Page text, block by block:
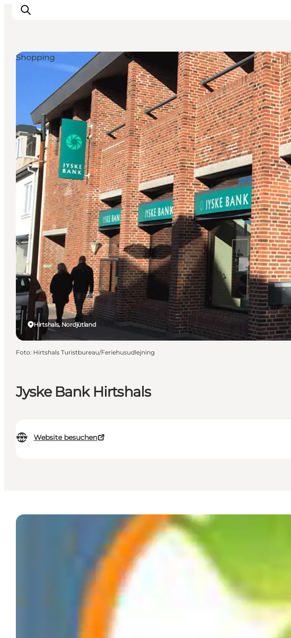
Urlaubsorte
Inspiration
Events
Unterkunft
Mach deine Urlaubsplanung
Jyske Bank Hirtshals
Website besuchen
Hirtshals, Nordjütland
Shopping
Foto: Hirtshals Turistbureau/Feriehusudlejning